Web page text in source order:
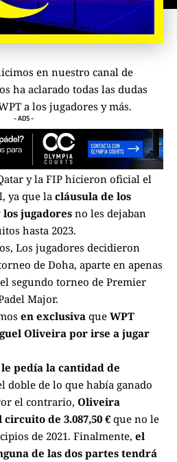
en nuestro canal de
ha aclarado todas las dudas
a los jugadores y más.
- ADS -
y la FIP hicieron oficial el
ya que la cláusula de los
jugadores no les dejaban
hasta 2023.
Los jugadores decidieron
de Doha, aparte en apenas
segundo torneo de Premier
Major.
en exclusiva que WPT
Oliveira por irse a jugar
pedía la cantidad de
doble de lo que había ganado
el contrario, Oliveira
de 3.087,50 € que no le
de 2021. Finalmente, el
de las dos partes tendrá